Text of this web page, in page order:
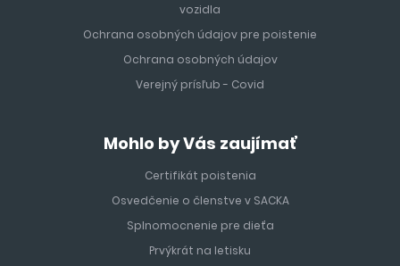
vozidla
Ochrana osobných údajov pre poistenie
Ochrana osobných údajov
Verejný prísľub - Covid
Mohlo by Vás zaujímať
Certifikát poistenia
Osvedčenie o členstve v SACKA
Splnomocnenie pre dieťa
Prvýkrát na letisku